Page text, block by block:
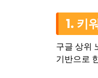
1. 키
구글 상위
기반으로